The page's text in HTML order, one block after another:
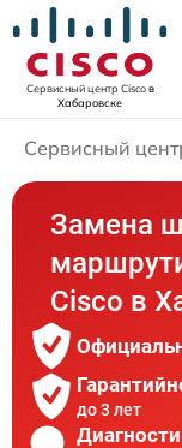
Сервисный центр Ciscoв
Хабаровске
Сервисный
Замена
Cisco в
до 3 лет